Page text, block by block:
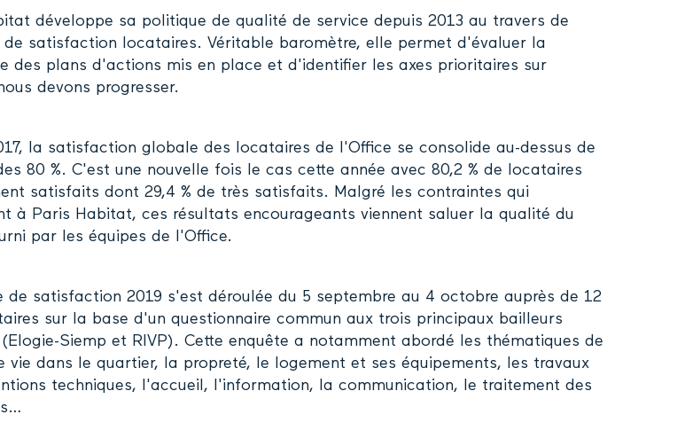
développe sa politique de qualité de service depuis 2013 au travers de
de satisfaction locataires. Véritable baromètre, elle permet d'évaluer la
des plans d'actions mis en place et d'identifier les axes prioritaires sur
devons progresser.
la satisfaction globale des locataires de l'Office se consolide au-dessus de
80 %. C'est une nouvelle fois le cas cette année avec 80,2 % de locataires
satisfaits dont 29,4 % de très satisfaits. Malgré les contraintes qui
à Paris Habitat, ces résultats encourageants viennent saluer la qualité du
par les équipes de l'Office.
de satisfaction 2019 s'est déroulée du 5 septembre au 4 octobre auprès de 12
sur la base d'un questionnaire commun aux trois principaux bailleurs
Siemp et RIVP). Cette enquête a notamment abordé les thématiques de
vie dans le quartier, la propreté, le logement et ses équipements, les travaux
techniques, l'accueil, l'information, la communication, le traitement des